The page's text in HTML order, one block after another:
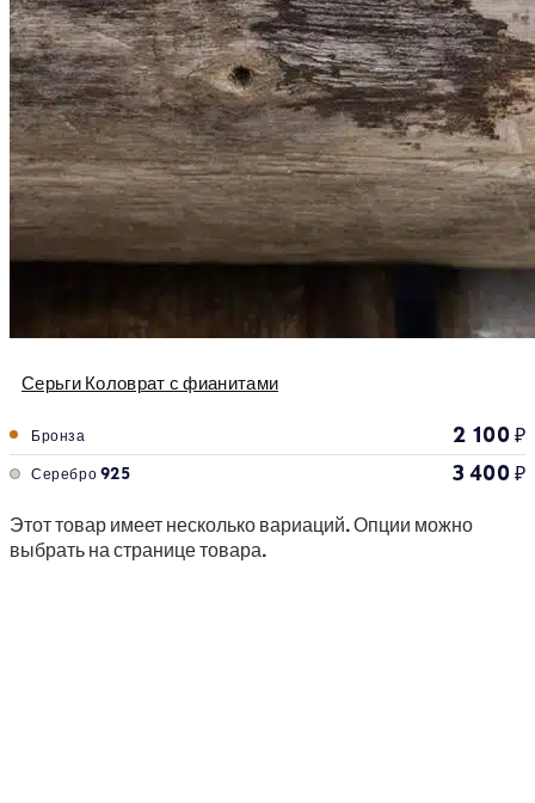
Серьги Коловрат с фианитами
Бронза 2 100₽
Серебро 925 3 400₽
Этот товар имеет несколько вариаций. Опции можно
выбрать на странице товара.